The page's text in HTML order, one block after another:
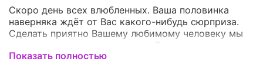
Скоро день всех влюбленных. Ваша половинка
наверняка ждёт от Вас какого-нибудь сюрприза.
Сделать приятно Вашему любимому человеку мы
предложение. Этот прекрасный букет поможет
Показать полностью